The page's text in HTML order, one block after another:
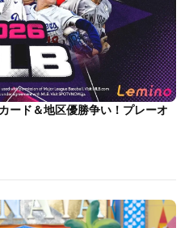
ード＆地区優勝争い！プレーオ